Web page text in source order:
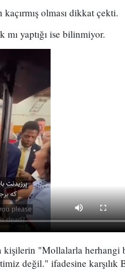
olması dikkat çekti.
mı yaptığı ise bilinmiyor.
"Mollalarla herhangi
değil." ifadesine karşılık